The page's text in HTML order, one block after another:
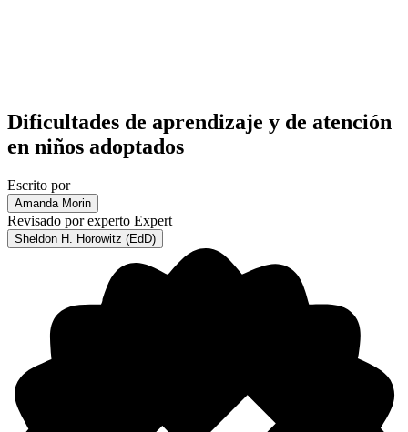
Dificultades de aprendizaje y de atención
en niños adoptados
Escrito por
Amanda Morin
Revisado por experto Expert
Sheldon H. Horowitz (EdD)